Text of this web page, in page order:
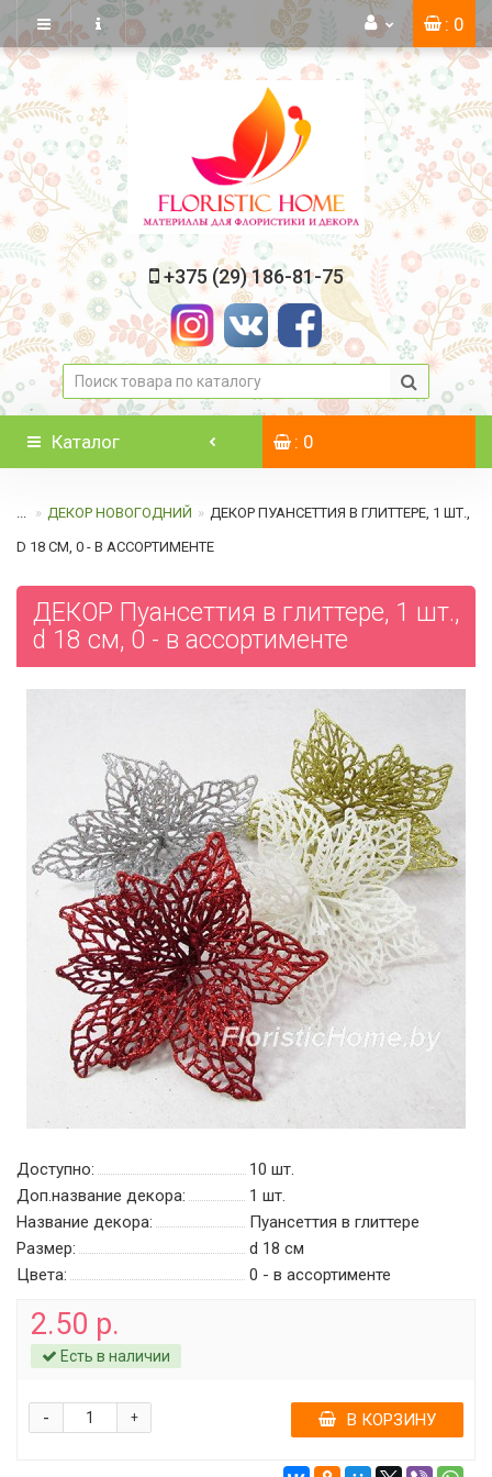
: 0
+375 (29) 186-81-75
Каталог : 0
... ДЕКОР НОВОГОДНИЙ ДЕКОР ПУАНСЕТТИЯ В ГЛИТТЕРЕ, 1 ШТ.,
D 18 СМ, 0 - В АССОРТИМЕНТЕ
ДЕКОР Пуансеттия в глиттере, 1 шт.,
d 18 см, 0 - в ассортименте
Доступно: 10 шт.
Доп.название декора:
1 шт.
Название декора:
Пуансеттия в глиттере
Размер:
d 18 см
Цвета:
0 - в ассортименте
2.50 р.
Есть в наличии
+
- В КОРЗИНУ